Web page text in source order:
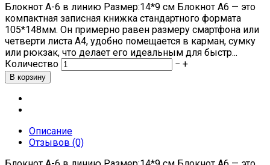
Блокнот А-6 в линию Размер:14*9 см Блокнот А6 — это
компактная записная книжка стандартного формата
105*148мм. Он примерно равен размеру смартфона или
четверти листа А4, удобно помещается в карман, сумку
или рюкзак, что делает его идеальным для быстр...
Количество
− +
Описание
Отзывов (0)